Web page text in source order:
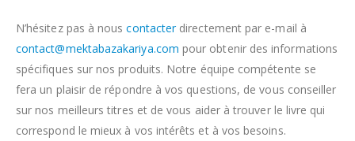
N’hésitez pas à nouscontacterdirectement par e-mail à
contact@mektabazakariya.com pour obtenir des informations
spécifiques sur nos produits. Notre équipe compétente se
fera un plaisir de répondre à vos questions, de vous conseiller
sur nos meilleurs titres et de vous aider à trouver le livre qui
correspond le mieux à vos intérêts et à vos besoins.